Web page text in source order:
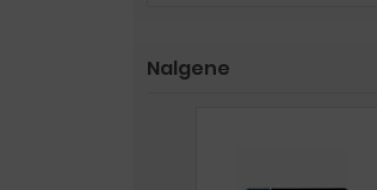
Nalgene